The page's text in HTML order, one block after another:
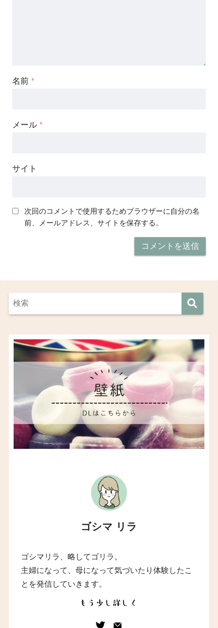
名前*
メール*
サイト
次回のコメントで使用するためブラウザーに自分の名
前、メールアドレス、サイトを保存する。
ゴシマ リラ
ゴシマリラ、略してゴリラ。
主婦になって、母になって気づいたり体験したこ
とを発信していきます。